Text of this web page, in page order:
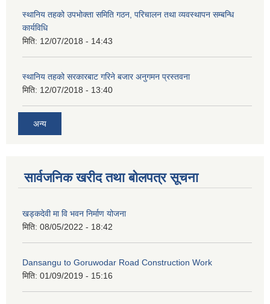
स्थानिय तहको उपभोक्ता समिति गठन, परिचालन तथा व्यवस्थापन सम्बन्धि
कार्यविधि
मिति: 12/07/2018 - 14:43
स्थानिय तहको सरकारबाट गरिने बजार अनुगमन प्रस्तवना
मिति: 12/07/2018 - 13:40
अन्य
सार्वजनिक खरीद तथा बोलपत्र सूचना
खड्कदेवी मा वि भवन निर्माण योजना
मिति: 08/05/2022 - 18:42
Dansangu to Goruwodar Road Construction Work
मिति: 01/09/2019 - 15:16